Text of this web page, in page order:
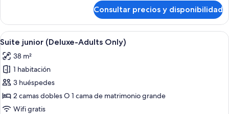
Adults
Only)
junior,
frente
al
(Deluxe
Adults
Only)
Consultar precios y disponibilidad
Abrir
todas
las
fotos
de
Suite
junior
Una cama con dosel con televisor,
5
Suite junior (Deluxe-Adults Only)
38 m²
1 habitación
3 huéspedes
2 camas dobles O 1 cama de matrimonio grande
Wifi gratis